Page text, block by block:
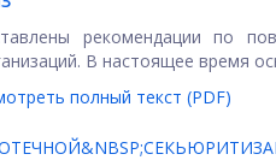
рекомендации по
В настоящее время
полный текст (PDF)